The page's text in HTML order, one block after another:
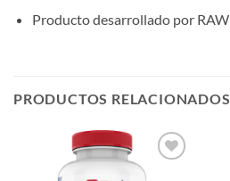
Producto desarrollado por
PRODUCTOS RELACIONADOS